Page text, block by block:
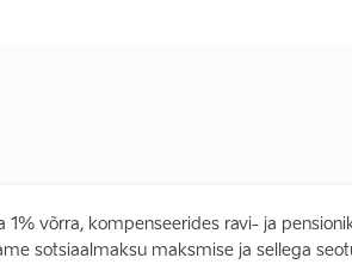
1% võrra, kompenseerides ravi- ja
sotsiaalmaksu maksmise ja sellega